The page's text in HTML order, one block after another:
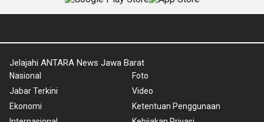
Jelajahi ANTARA News Jawa Barat
Nasional
Jabar Terkini
Ekonomi
Foto
Video
Ketentuan Penggunaan